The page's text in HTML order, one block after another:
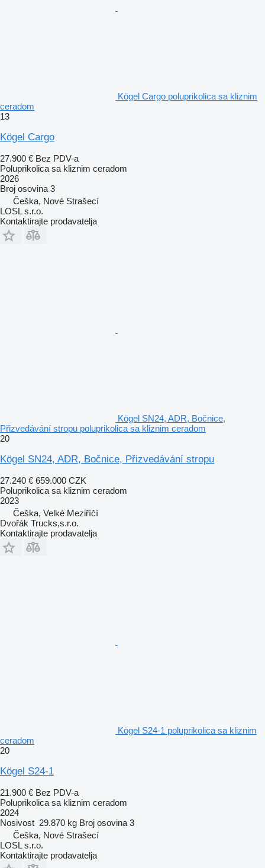
Kögel Cargo poluprikolica sa kliznim
ceradom
13
Kögel Cargo
27.900 € Bez PDV-a
Poluprikolica sa kliznim ceradom
2026
Broj osovina 3
Češka, Nové Strašecí
LOSL s.r.o.
Kontaktirajte prodavatelja
Kögel SN24, ADR, Bočnice,
Přizvedávání stropu poluprikolica sa kliznim ceradom
20
Kögel SN24, ADR, Bočnice, Přizvedávání stropu
27.240 € 659.000 CZK
Poluprikolica sa kliznim ceradom
2023
Češka, Velké Meziříčí
Dvořák Trucks,s.r.o.
Kontaktirajte prodavatelja
Kögel S24-1 poluprikolica sa kliznim
ceradom
20
Kögel S24-1
21.900 € Bez PDV-a
Poluprikolica sa kliznim ceradom
2024
Nosivost 29.870 kg Broj osovina 3
Češka, Nové Strašecí
LOSL s.r.o.
Kontaktirajte prodavatelja